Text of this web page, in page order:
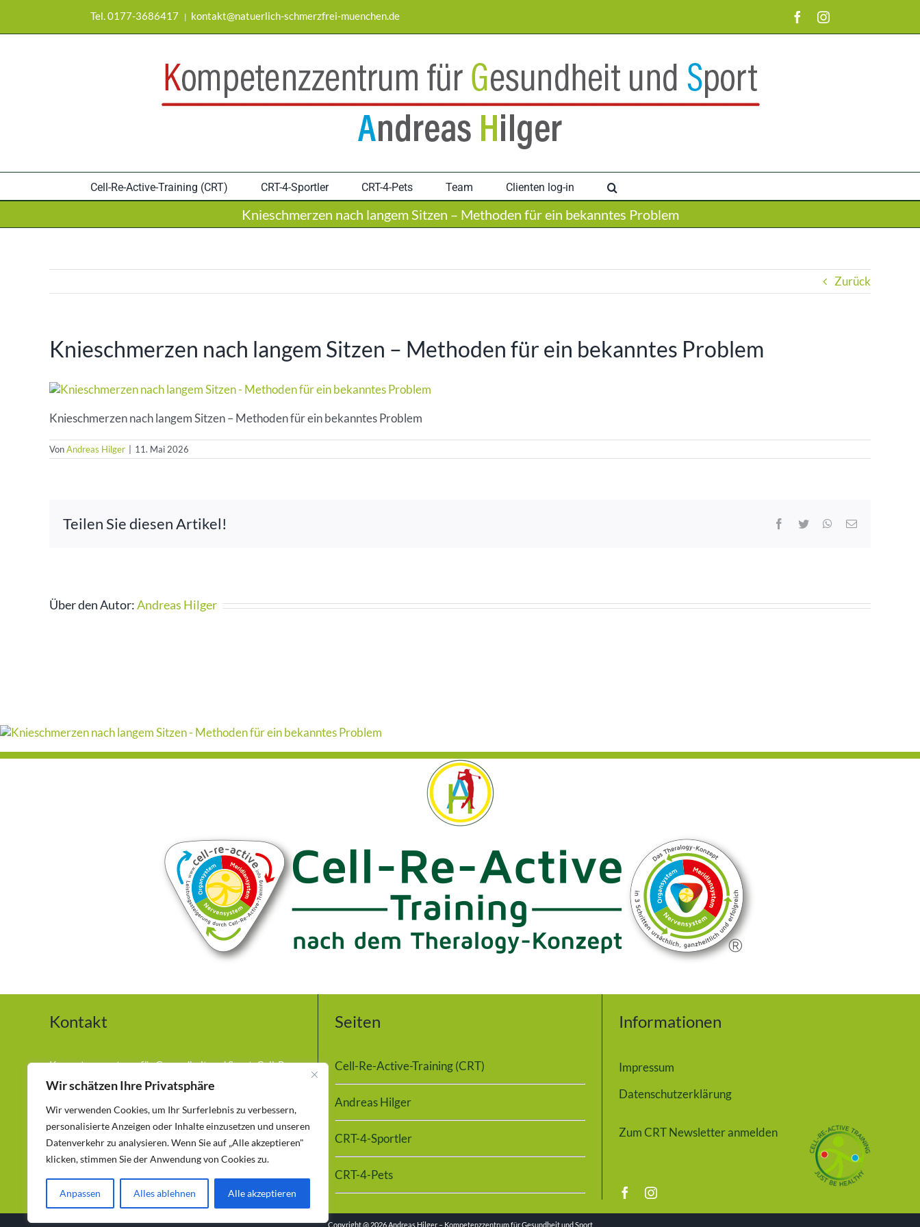
Wir schätzen Ihre Privatsphäre
Wir verwenden Cookies, um Ihr Surferlebnis zu verbessern,
personalisierte Anzeigen oder Inhalte einzusetzen und unseren
Datenverkehr zu analysieren. Wenn Sie auf „Alle akzeptieren"
klicken, stimmen Sie der Anwendung von Cookies zu.
Anpassen Alles ablehnen Alle akzeptieren
springen
Tel. 0177-3686417 | kontakt@natuerlich-schmerzfrei-muenchen.de FacebookInstagram
Cell-Re-Active-Training (CRT) CRT-4-Sportler CRT-4-Pets Team Clienten log-in
Knieschmerzen nach langem Sitzen – Methoden für ein bekanntes Problem
Zurück
Knieschmerzen nach langem Sitzen – Methoden für ein bekanntes Problem
Knieschmerzen nach langem Sitzen – Methoden für ein bekanntes Problem
VonAndreas Hilger 11. Mai 2026
Teilen Sie diesen Artikel! Facebook
Twitter WhatsApp
E-
Über den Autor:Andreas Hilger
Kontakt
Kompetenzzentrum für Gesundheit und Sport. Cell-Re-
Telefon:0177-3686417
Egetterstraße 12 – 80689 München – Laim
kontakt@natuerlich-schmerzfrei-muenchen.de
Seiten
Cell-Re-Active-Training (CRT)
Andreas Hilger
CRT-4-Sportler
CRT-4-Pets
Informationen
Impressum
Datenschutzerklärung
Zum CRT Newsletter anmelden
Copyright @ 2026 Andreas Hilger – Kompetenzzentrum für Gesundheit und Sport